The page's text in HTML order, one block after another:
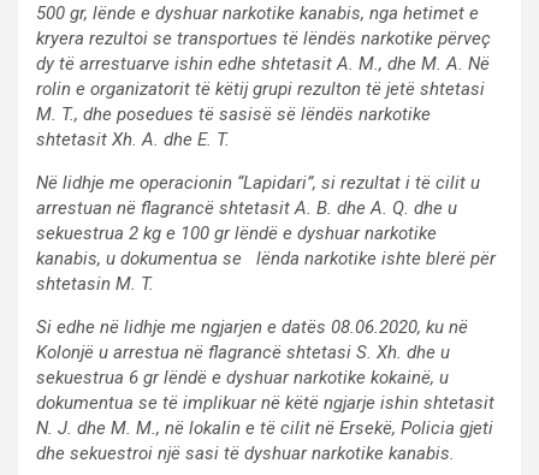
500 gr, lënde e dyshuar narkotike kanabis, nga hetimet e
kryera rezultoi se transportues të lëndës narkotike përveç
dy të arrestuarve ishin edhe shtetasit A. M., dhe M. A. Në
rolin e organizatorit të këtij grupi rezulton të jetë shtetasi
M. T., dhe posedues të sasisë së lëndës narkotike
shtetasit Xh. A. dhe E. T.
Në lidhje me operacionin “Lapidari”, si rezultat i të cilit u
arrestuan në flagrancë shtetasit A. B. dhe A. Q. dhe u
sekuestrua 2 kg e 100 gr lëndë e dyshuar narkotike
kanabis, u dokumentua se lënda narkotike ishte blerë për
shtetasin M. T.
Si edhe në lidhje me ngjarjen e datës 08.06.2020, ku në
Kolonjë u arrestua në flagrancë shtetasi S. Xh. dhe u
sekuestrua 6 gr lëndë e dyshuar narkotike kokainë, u
dokumentua se të implikuar në këtë ngjarje ishin shtetasit
N. J. dhe M. M., në lokalin e të cilit në Ersekë, Policia gjeti
dhe sekuestroi një sasi të dyshuar narkotike kanabis.